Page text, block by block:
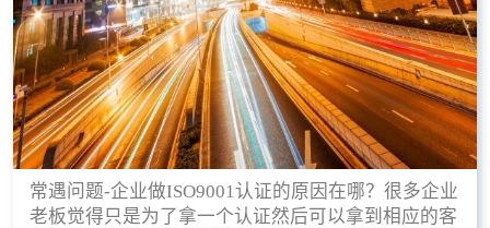
常遇问题-企业做ISO9001认证的原因在哪？很多企业
老板觉得只是为了拿一个认证然后可以拿到相应的客